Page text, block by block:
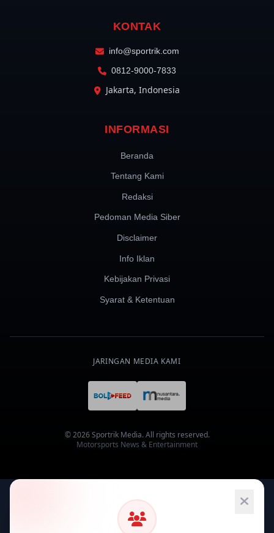
KONTAK
info@sportrik.com
0812-9000-7833
Jakarta, Indonesia
INFORMASI
Beranda
Tentang Kami
Redaksi
Pedoman Media Siber
Disclaimer
Info Iklan
Kebijakan Privasi
Syarat & Ketentuan
JARINGAN MEDIA KAMI
© 2026 Sportrik Media. All rights reserved.
Motorsports News & Entertainment